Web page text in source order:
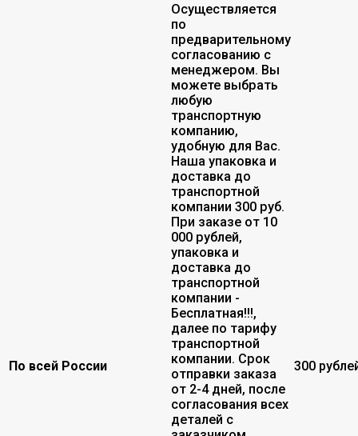
По всей России
Осуществляется
по
предварительному
согласованию с
менеджером. Вы
можете выбрать
любую
транспортную
компанию,
удобную для Вас.
Наша упаковка и
доставка до
транспортной
компании 300 руб.
При заказе от 10
000 рублей,
упаковка и
доставка до
транспортной
компании -
Бесплатная!!!,
далее по тарифу
транспортной
компании. Срок
отправки заказа
от 2-4 дней, после
согласования всех
деталей с
300